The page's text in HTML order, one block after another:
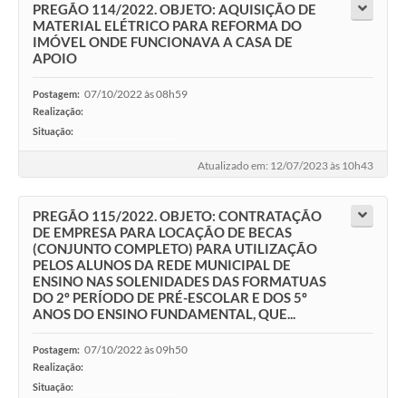
PREGÃO 114/2022. OBJETO: AQUISIÇÃO DE
MATERIAL ELÉTRICO PARA REFORMA DO
IMÓVEL ONDE FUNCIONAVA A CASA DE
APOIO
Postagem: 07/10/2022 às 08h59
Realização:
Situação:
Atualizado em: 12/07/2023 às 10h43
PREGÃO 115/2022. OBJETO: CONTRATAÇÃO
DE EMPRESA PARA LOCAÇÃO DE BECAS
(CONJUNTO COMPLETO) PARA UTILIZAÇÃO
PELOS ALUNOS DA REDE MUNICIPAL DE
ENSINO NAS SOLENIDADES DAS FORMATUAS
DO 2º PERÍODO DE PRÉ-ESCOLAR E DOS 5º
ANOS DO ENSINO FUNDAMENTAL, QUE...
Postagem: 07/10/2022 às 09h50
Realização:
Situação: